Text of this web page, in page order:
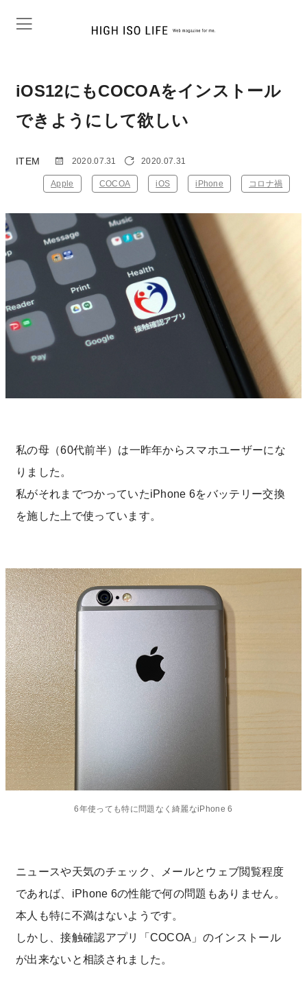
iOS12にもCOCOAをインストール
できようにして欲しい
ITEM 2020.07.31 2020.07.31
Apple COCOA iOS iPhone コロナ禍
私の母（60代前半）は一昨年からスマホユーザーにな
りました。
私がそれまでつかっていたiPhone 6をバッテリー交換
を施した上で使っています。
6年使っても特に問題なく綺麗なiPhone 6
ニュースや天気のチェック、メールとウェブ閲覧程度
であれば、iPhone 6の性能で何の問題もありません。
本人も特に不満はないようです。
しかし、接触確認アプリ「COCOA」のインストール
が出来ないと相談されました。